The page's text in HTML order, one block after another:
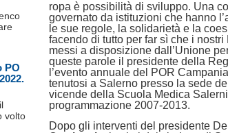
ropa è possibilità di sviluppo. Una
governato da istituzioni che hanno
le sue regole, la solidarietà e la
facendo di tutto per far sì che i
messi a disposizione dall’Unione
queste parole il presidente della
l’evento annuale del POR
tenutosi a Salerno presso la sede
vicende della Scuola Medica
programmazione 2007-2013.
Dopo gli interventi del presidente
PO
volto